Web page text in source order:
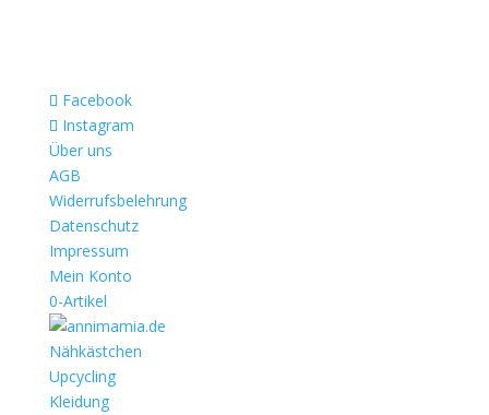
Facebook
Instagram
Über uns
AGB
Widerrufsbelehrung
Datenschutz
Impressum
Mein Konto
0-Artikel
Nähkästchen
Upcycling
Kleidung